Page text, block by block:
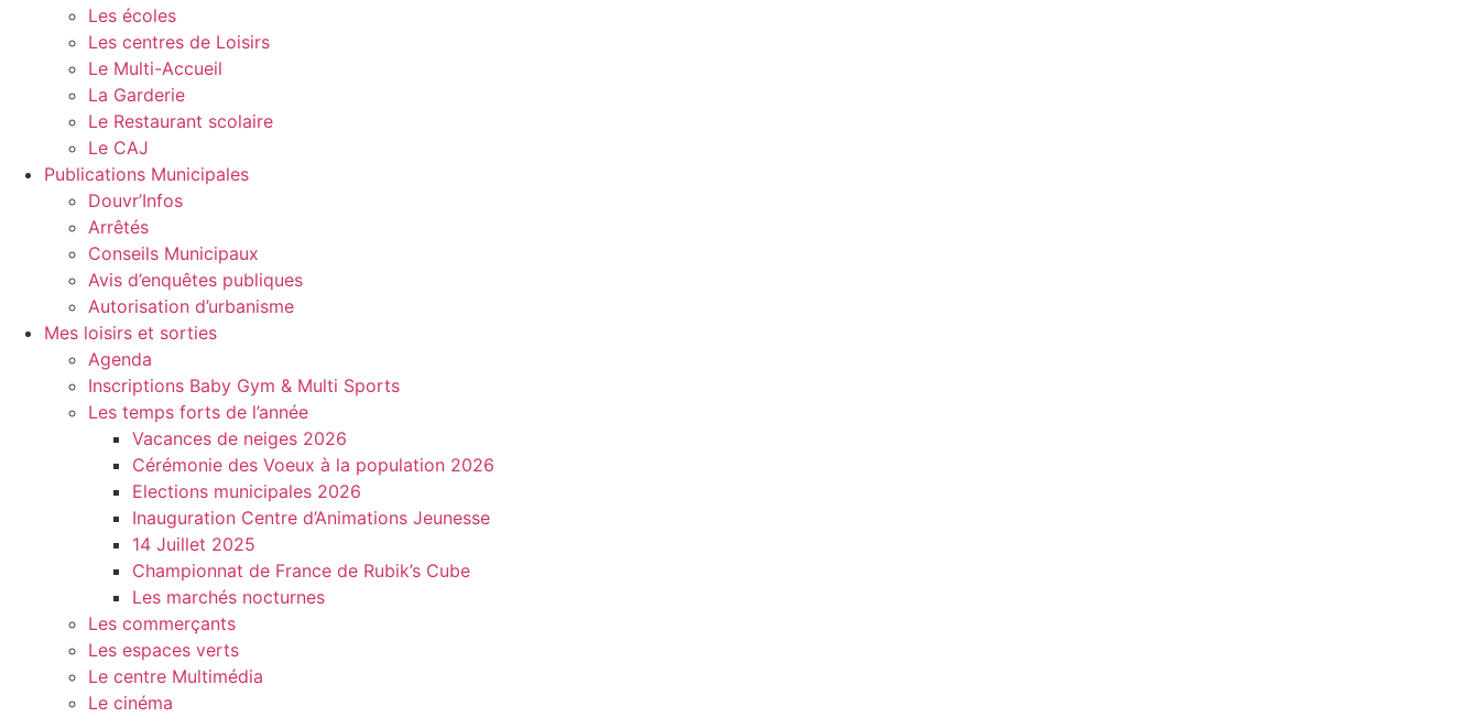
Les écoles
Les centres de Loisirs
Le Multi-Accueil
La Garderie
Le Restaurant scolaire
Le CAJ
Publications Municipales
Douvr’Infos
Arrêtés
Conseils Municipaux
Avis d’enquêtes publiques
Autorisation d’urbanisme
Mes loisirs et sorties
Agenda
Inscriptions Baby Gym & Multi Sports
Les temps forts de l’année
Vacances de neiges 2026
Cérémonie des Voeux à la population 2026
Elections municipales 2026
Inauguration Centre d’Animations Jeunesse
14 Juillet 2025
Championnat de France de Rubik’s Cube
Les marchés nocturnes
Les commerçants
Les espaces verts
Le centre Multimédia
Le cinéma